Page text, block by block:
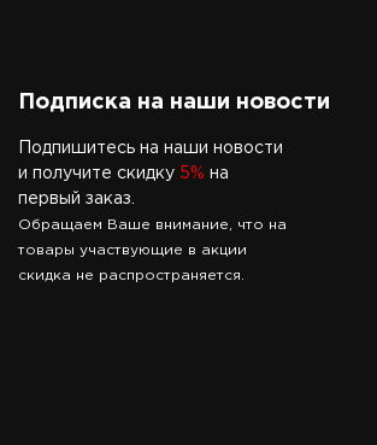
Подписка на наши новости
Подпишитесь на наши новости
и получите скидку 5% на
первый заказ.
Обращаем Ваше внимание, что на
товары участвующие в акции
скидка не распространяется.